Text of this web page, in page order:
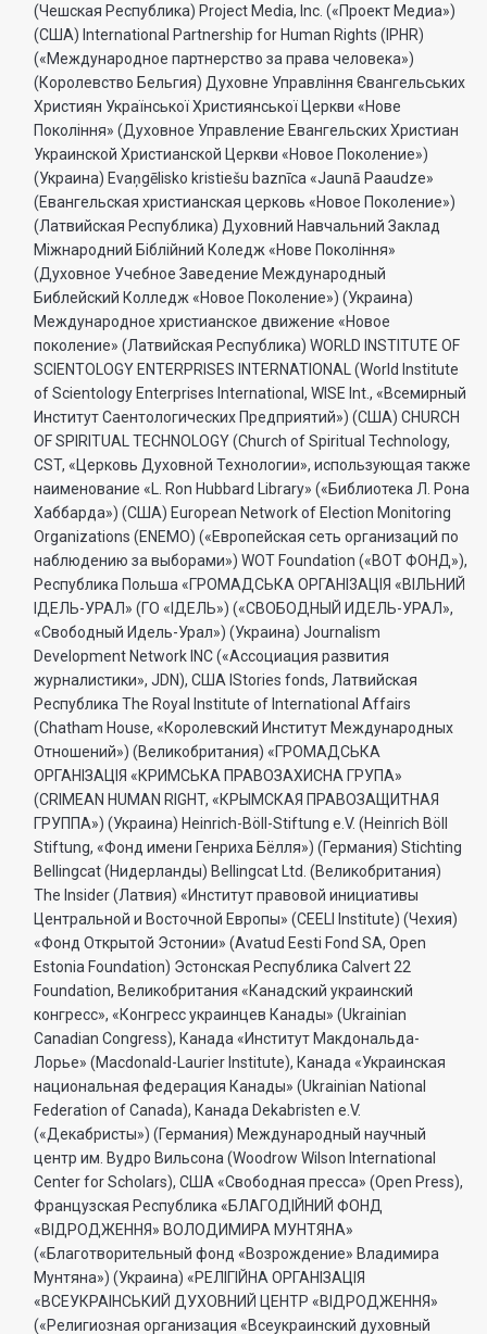
(Чешская Республика) Project Media, Inc. («Проект Медиа»)
(США) International Partnership for Human Rights (IPHR)
(«Международное партнерство за права человека»)
(Королевство Бельгия) Духовне Управлiння Євангельських
Християн Української Християнської Церкви «Нове
Поколiння» (Духовное Управление Евангельских Христиан
Украинской Христианской Церкви «Новое Поколение»)
(Украина) Evaņgēlisko kristiešu baznīca «Jaunā Paaudze»
(Евангельская христианская церковь «Новое Поколение»)
(Латвийская Республика) Духовний Навчальний Заклад
Міжнародний Біблійний Коледж «Нове Покоління»
(Духовное Учебное Заведение Международный
Библейский Колледж «Новое Поколение») (Украина)
Международное христианское движение «Новое
поколение» (Латвийская Республика) WORLD INSTITUTE OF
SCIENTOLOGY ENTERPRISES INTERNATIONAL (World Institute
of Scientology Enterprises International, WISE Int., «Всемирный
Институт Саентологических Предприятий») (США) CHURCH
OF SPIRITUAL TECHNOLOGY (Church of Spiritual Technology,
CST, «Церковь Духовной Технологии», использующая также
наименование «L. Ron Hubbard Library» («Библиотека Л. Рона
Хаббарда») (США) European Network of Election Monitoring
Organizations (ENEMO) («Европейская сеть организаций по
наблюдению за выборами») WOT Foundation («ВОТ ФОНД»),
Республика Польша «ГРОМАДСЬКА ОРГАНI3АЦIЯ «ВIЛЬНИЙ
IДЕЛЬ-УРАЛ» (ГО «IДЕЛЬ») («СВОБОДНЫЙ ИДЕЛЬ-УРАЛ»,
«Свободный Идель-Урал») (Украина) Journalism
Development Network INC («Ассоциация развития
журналистики», JDN), США IStories fonds, Латвийская
Республика The Royal Institute of International Affairs
(Chatham House, «Королевский Институт Международных
Отношений») (Великобритания) «ГРОМАДСЬКА
ОРГАНIЗАЦIЯ «КРИМСЬКА ПРАВОЗАХИСНА ГРУПА»
(CRIMEAN HUMAN RIGHT, «КРЫМСКАЯ ПРАВОЗАЩИТНАЯ
ГРУППА») (Украина) Heinrich-Böll-Stiftung e.V. (Heinrich Böll
Stiftung, «Фонд имени Генриха Бёлля») (Германия) Stichting
Bellingcat (Нидерланды) Bellingcat Ltd. (Великобритания)
The Insider (Латвия) «Институт правовой инициативы
Центральной и Восточной Европы» (CEELI Institute) (Чехия)
«Фонд Открытой Эстонии» (Avatud Eesti Fond SA, Open
Estonia Foundation) Эстонская Республика Calvert 22
Foundation, Великобритания «Канадский украинский
конгресс», «Конгресс украинцев Канады» (Ukrainian
Canadian Congress), Канада «Институт Макдональда-
Лорье» (Macdonald-Laurier Institute), Канада «Украинская
национальная федерация Канады» (Ukrainian National
Federation of Canada), Канада Dekabristen e.V.
(«Декабристы») (Германия) Международный научный
центр им. Вудро Вильсона (Woodrow Wilson International
Center for Scholars), США «Свободная пресса» (Open Press),
Французская Республика «БЛАГОДIЙНИЙ ФОНД
«ВIДРОДЖЕННЯ» ВОЛОДИМИРА МУНТЯНА»
(«Благотворительный фонд «Возрождение» Владимира
Мунтяна») (Украина) «РЕЛIГIЙНА ОРГАНIЗАЦIЯ
«ВСЕУКРАIНСЬКИЙ ДУХОВНИЙ ЦЕНТР «ВIДРОДЖЕННЯ»
(«Религиозная организация «Всеукраинский духовный